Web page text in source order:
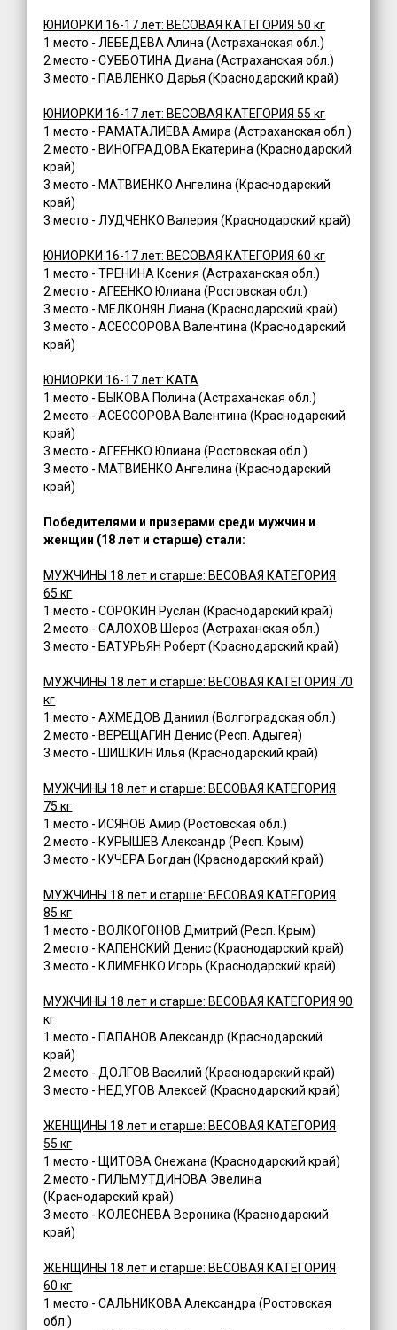
ЮНИОРКИ 16-17 лет: ВЕСОВАЯ КАТЕГОРИЯ 50 кг
1 место - ЛЕБЕДЕВА Алина (Астраханская обл.)
2 место - СУББОТИНА Диана (Астраханская обл.)
3 место - ПАВЛЕНКО Дарья (Краснодарский край)
ЮНИОРКИ 16-17 лет: ВЕСОВАЯ КАТЕГОРИЯ 55 кг
1 место - РАМАТАЛИЕВА Амира (Астраханская обл.)
2 место - ВИНОГРАДОВА Екатерина (Краснодарский
край)
3 место - МАТВИЕНКО Ангелина (Краснодарский
край)
3 место - ЛУДЧЕНКО Валерия (Краснодарский край)
ЮНИОРКИ 16-17 лет: ВЕСОВАЯ КАТЕГОРИЯ 60 кг
1 место - ТРЕНИНА Ксения (Астраханская обл.)
2 место - АГЕЕНКО Юлиана (Ростовская обл.)
3 место - МЕЛКОНЯН Лиана (Краснодарский край)
3 место - АСЕССОРОВА Валентина (Краснодарский
край)
ЮНИОРКИ 16-17 лет: КАТА
1 место - БЫКОВА Полина (Астраханская обл.)
2 место - АСЕССОРОВА Валентина (Краснодарский
край)
3 место - АГЕЕНКО Юлиана (Ростовская обл.)
3 место - МАТВИЕНКО Ангелина (Краснодарский
край)
Победителями и призерами среди мужчин и
женщин (18 лет и старше) стали:
МУЖЧИНЫ 18 лет и старше: ВЕСОВАЯ КАТЕГОРИЯ
65 кг
1 место - СОРОКИН Руслан (Краснодарский край)
2 место - САЛОХОВ Шероз (Астраханская обл.)
3 место - БАТУРЬЯН Роберт (Краснодарский край)
МУЖЧИНЫ 18 лет и старше: ВЕСОВАЯ КАТЕГОРИЯ 70
кг
1 место - АХМЕДОВ Даниил (Волгоградская обл.)
2 место - ВЕРЕЩАГИН Денис (Респ. Адыгея)
3 место - ШИШКИН Илья (Краснодарский край)
МУЖЧИНЫ 18 лет и старше: ВЕСОВАЯ КАТЕГОРИЯ
75 кг
1 место - ИСЯНОВ Амир (Ростовская обл.)
2 место - КУРЫШЕВ Александр (Респ. Крым)
3 место - КУЧЕРА Богдан (Краснодарский край)
МУЖЧИНЫ 18 лет и старше: ВЕСОВАЯ КАТЕГОРИЯ
85 кг
1 место - ВОЛКОГОНОВ Дмитрий (Респ. Крым)
2 место - КАПЕНСКИЙ Денис (Краснодарский край)
3 место - КЛИМЕНКО Игорь (Краснодарский край)
МУЖЧИНЫ 18 лет и старше: ВЕСОВАЯ КАТЕГОРИЯ 90
кг
1 место - ПАПАНОВ Александр (Краснодарский
край)
2 место - ДОЛГОВ Василий (Краснодарский край)
3 место - НЕДУГОВ Алексей (Краснодарский край)
ЖЕНЩИНЫ 18 лет и старше: ВЕСОВАЯ КАТЕГОРИЯ
55 кг
1 место - ЩИТОВА Снежана (Краснодарский край)
2 место - ГИЛЬМУТДИНОВА Эвелина
(Краснодарский край)
3 место - КОЛЕСНЕВА Вероника (Краснодарский
край)
ЖЕНЩИНЫ 18 лет и старше: ВЕСОВАЯ КАТЕГОРИЯ
60 кг
1 место - САЛЬНИКОВА Александра (Ростовская
обл.)